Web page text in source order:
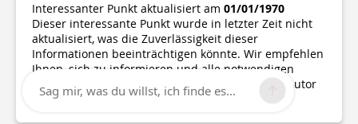
Interessanter Punkt aktualisiert am 01/01/1970
Dieser interessante Punkt wurde in letzter Zeit nicht
aktualisiert, was die Zuverlässigkeit dieser
Informationen beeinträchtigen könnte. Wir empfehlen
Ihnen, sich zu informieren und alle notwendigen
Vorsichtsmaßnahmen zu treffen. Wenn Sie der Autor
sind, überprüfen Sie bitte Ihre Informationen.
Sag mir, was du willst, ich finde es...